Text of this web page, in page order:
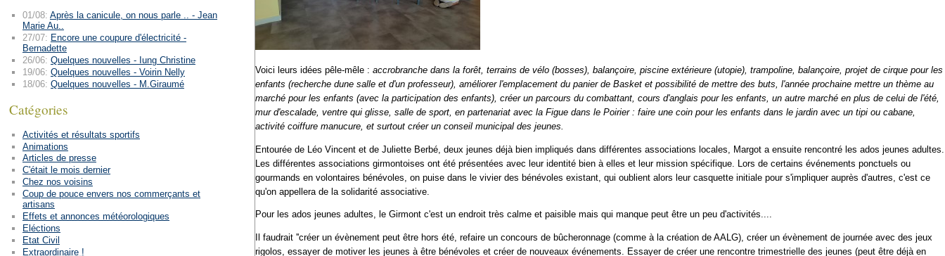
Voici leurs idées pêle-mêle : accrobranche dans la forêt, terrains de vélo (bosses), balançoire, piscine extérieure (utopie), trampoline, balançoire, projet de cirque pour les
enfants (recherche dune salle et d'un professeur), améliorer l'emplacement du panier de Basket et possibilité de mettre des buts, l'année prochaine mettre un thème au
marché pour les enfants (avec la participation des enfants), créer un parcours du combattant, cours d'anglais pour les enfants, un autre marché en plus de celui de l'été,
mur d'escalade, ventre qui glisse, salle de sport, en partenariat avec la Figue dans le Poirier : faire une coin pour les enfants dans le jardin avec un tipi ou cabane,
activité coiffure manucure, et surtout créer un conseil municipal des jeunes.
Entourée de Léo Vincent et de Juliette Berbé, deux jeunes déjà bien impliqués dans différentes associations locales, Margot a ensuite rencontré les ados jeunes adultes.
Les différentes associations girmontoises ont été présentées avec leur identité bien à elles et leur mission spécifique. Lors de certains événements ponctuels ou
gourmands en volontaires bénévoles, on puise dans le vivier des bénévoles existant, qui oublient alors leur casquette initiale pour s'impliquer auprès d'autres, c'est ce
qu'on appellera de la solidarité associative.
Pour les ados jeunes adultes, le Girmont c'est un endroit très calme et paisible mais qui manque peut être un peu d'activités....
Il faudrait ''créer un évènement peut être hors été, refaire un concours de bûcheronnage (comme à la création de AALG), créer un évènement de journée avec des jeux
rigolos, essayer de motiver les jeunes à être bénévoles et créer de nouveaux événements. Essayer de créer une rencontre trimestrielle des jeunes (peut être déjà en
01/08: Après la canicule, on nous parle .. - Jean
Marie Au..
27/07: Encore une coupure d'électricité -
Bernadette
26/06: Quelques nouvelles - Iung Christine
19/06: Quelques nouvelles - Voirin Nelly
18/06: Quelques nouvelles - M.Giraumé
Catégories
Activités et résultats sportifs
Animations
Articles de presse
C'était le mois dernier
Chez nos voisins
Coup de pouce envers nos commerçants et
artisans
Effets et annonces météorologiques
Eléctions
Etat Civil
Extraordinaire !